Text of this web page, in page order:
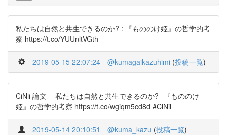
私たちは自然と共生できるのか? : 『もののけ姫』の哲学的考
察 https://t.co/YUUnltVGth
2019-05-15 22:07:24 @kumagaikazuhimi (投稿一覧)
CiNii 論文 - 私たちは自然と共生できるのか?--『もののけ
姫』の哲学的考察 https://t.co/wgiqm5cd8d #CiNii
2019-05-14 20:10:51 @kuma_kazu (投稿一覧)